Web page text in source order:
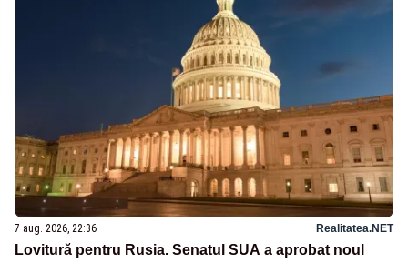
7 aug. 2026, 22:36 Realitatea.NET
Lovitură pentru Rusia. Senatul SUA a aprobat noul